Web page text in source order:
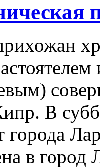
В
города
в